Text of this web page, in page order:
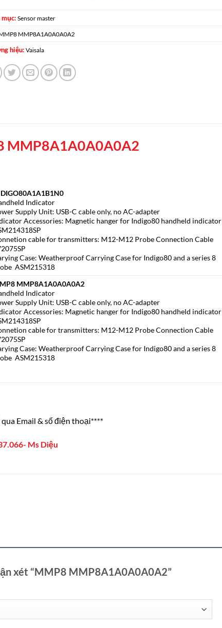
mục:Sensor master
MMP8A1A0A0A0A2
hiệu:Vaisala
MMP8A1A0A0A0A2
Indicator
Supply Unit: USB-C cable only, no AC-adapter
Accessories: Magnetic hanger for Indigo80 handheld indicator
cable for transmitters: M12-M12 Probe Connection Cable
Case: Weatherproof Carrying Case for Indigo80 and a series 8
ASM215318
MMP8A1A0A0A0A2
Indicator
Supply Unit: USB-C cable only, no AC-adapter
Accessories: Magnetic hanger for Indigo80 handheld indicator
cable for transmitters: M12-M12 Probe Connection Cable
Case: Weatherproof Carrying Case for Indigo80 and a series 8
ASM215318
Email & số điện thoại****
Ms Diệu
xét “MMP8 MMP8A1A0A0A0A2”